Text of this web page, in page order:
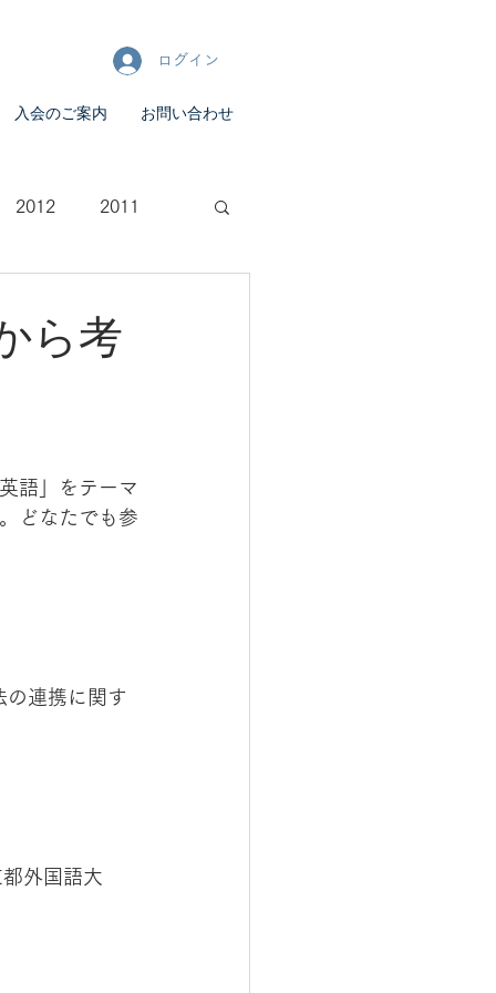
ログイン
入会のご案内 お問い合わせ
2012 2011
ら考
語」をテーマ
どなたでも参
連携に関す
外国語大